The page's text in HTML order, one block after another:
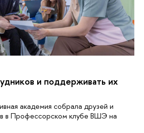
и поддерживать их
академия собрала друзей и
в Профессорском клубе ВШЭ на